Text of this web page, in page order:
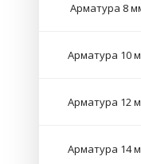
Арматура 8
Арматура 10
Арматура 12
Арматура 14